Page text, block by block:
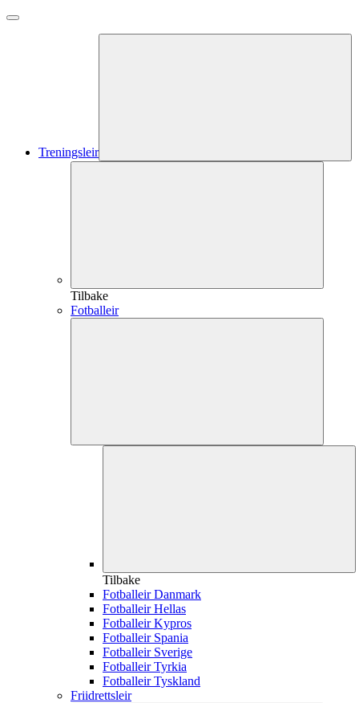
Treningsleir
Tilbake
Fotballeir
Tilbake
Fotballeir Danmark
Fotballeir Hellas
Fotballeir Kypros
Fotballeir Spania
Fotballeir Sverige
Fotballeir Tyrkia
Fotballeir Tyskland
Friidrettsleir